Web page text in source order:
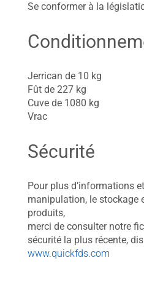
Se conformer à la
Jerrican de 10 kg
Fût de 227 kg
Cuve de 1080 kg
Vrac
Sécurité
Pour plus d’informations
manipulation, le stockage
produits,
merci de consulter notre
sécurité la plus récente,
www.quickfds.com